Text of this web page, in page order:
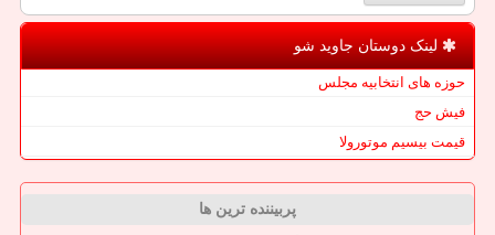
لینک دوستان جاوید شو
حوزه های انتخابیه مجلس
فیش حج
قیمت بیسیم موتورولا
پربیننده ترین ها